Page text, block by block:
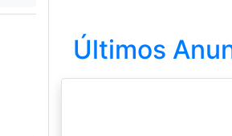
Últimos